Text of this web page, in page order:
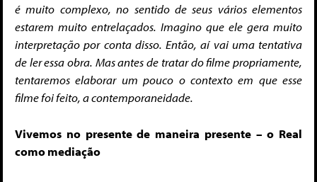
é muito complexo, no sentido de seus vários elementos
estarem muito entrelaçados. Imagino que ele gera muito
interpretação por conta disso. Então, aí vai uma tentativa
de ler essa obra. Mas antes de tratar do filme propriamente,
tentaremos elaborar um pouco o contexto em que esse
filme foi feito, a contemporaneidade.
Vivemos no presente de maneira presente – o Real
como mediação